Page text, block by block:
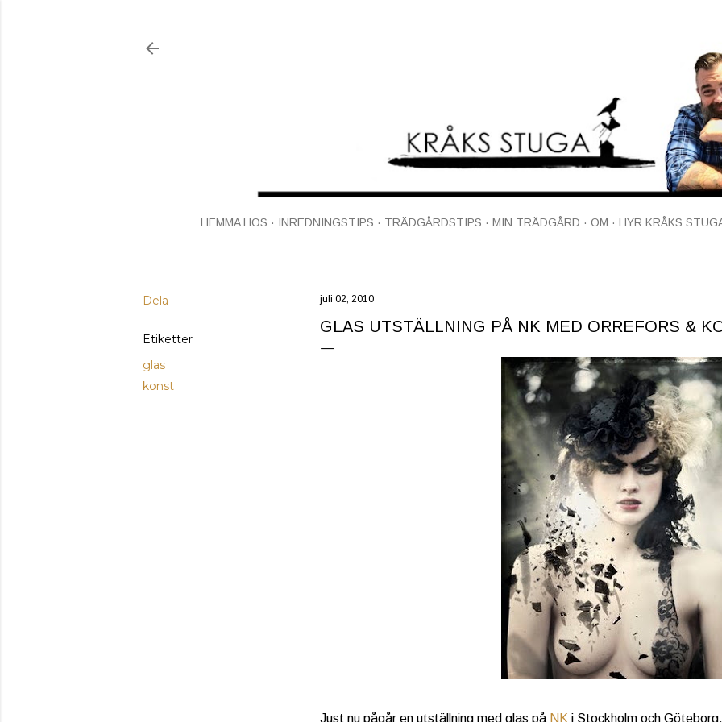
HEMMA HOS INREDNINGSTIPS TRÄDGÅRDSTIPS MIN TRÄDGÅRD OM HYR KRÅKS
Dela
Etiketter
glas
konst
juli 02, 2010
GLAS UTSTÄLLNING PÅ NK MED ORREFORS &
Just nu pågår en utställning med glas på NK i Stockholm och Göteborg.